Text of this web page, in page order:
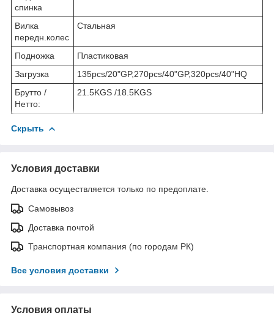
спинка
Вилка
передн.колес
Стальная
Подножка
Пластиковая
Загрузка
135pcs/20"GP,270pcs/40"GP,320pcs/40"HQ
Брутто /
Нетто:
21.5KGS /18.5KGS
Скрыть
Условия доставки
Доставка осуществляется только по предоплате.
Самовывоз
Доставка почтой
Транспортная компания (по городам РК)
Все условия доставки
Условия оплаты